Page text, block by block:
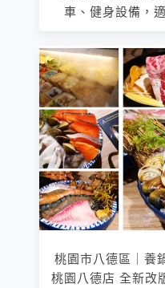
車、健身設備，
桃園市八德區｜養
桃園八德店 全新改